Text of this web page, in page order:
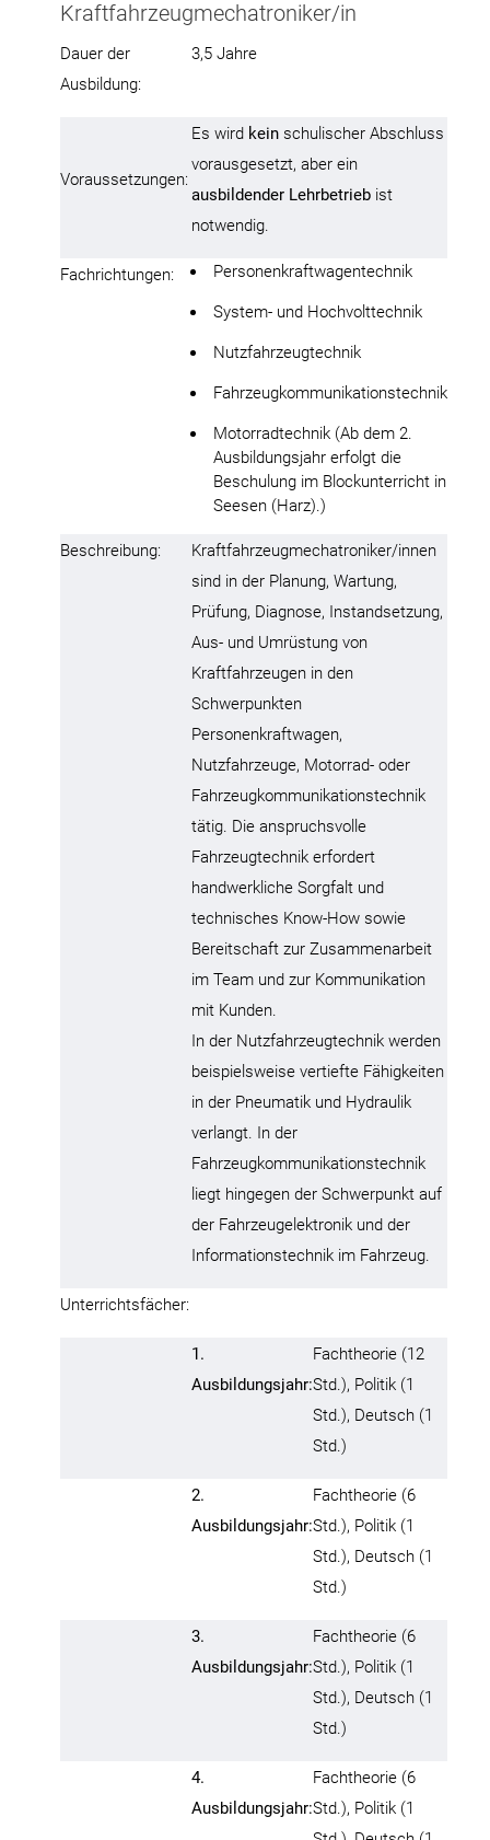
Kraftfahrzeugmechatroniker/in
Dauer der
Ausbildung:
3,5 Jahre
Voraussetzungen:
Es wird kein schulischer Abschluss
vorausgesetzt, aber ein
ausbildender Lehrbetrieb ist
notwendig.
Fachrichtungen: Personenkraftwagentechnik
System- und Hochvolttechnik
Nutzfahrzeugtechnik
Fahrzeugkommunikationstechnik
Motorradtechnik (Ab dem 2.
Ausbildungsjahr erfolgt die
Beschulung im Blockunterricht in
Seesen (Harz).)
Beschreibung:
Kraftfahrzeugmechatroniker/innen
sind in der Planung, Wartung,
Prüfung, Diagnose, Instandsetzung,
Aus- und Umrüstung von
Kraftfahrzeugen in den
Schwerpunkten
Personenkraftwagen,
Nutzfahrzeuge, Motorrad- oder
Fahrzeugkommunikationstechnik
tätig. Die anspruchsvolle
Fahrzeugtechnik erfordert
handwerkliche Sorgfalt und
technisches Know-How sowie
Bereitschaft zur Zusammenarbeit
im Team und zur Kommunikation
mit Kunden.
In der Nutzfahrzeugtechnik werden
beispielsweise vertiefte Fähigkeiten
in der Pneumatik und Hydraulik
verlangt. In der
Fahrzeugkommunikationstechnik
liegt hingegen der Schwerpunkt auf
der Fahrzeugelektronik und der
Informationstechnik im Fahrzeug.
Unterrichtsfächer:
1.
Ausbildungsjahr:
Fachtheorie (12
Std.), Politik (1
Std.), Deutsch (1
Std.)
2.
Ausbildungsjahr:
Fachtheorie (6
Std.), Politik (1
Std.), Deutsch (1
Std.)
3.
Ausbildungsjahr:
Fachtheorie (6
Std.), Politik (1
Std.), Deutsch (1
Std.)
4.
Ausbildungsjahr:
Fachtheorie (6
Std.), Politik (1